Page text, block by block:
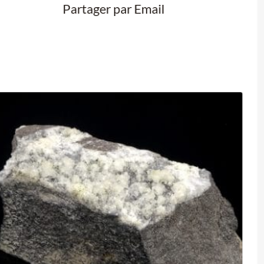
Partager par Email